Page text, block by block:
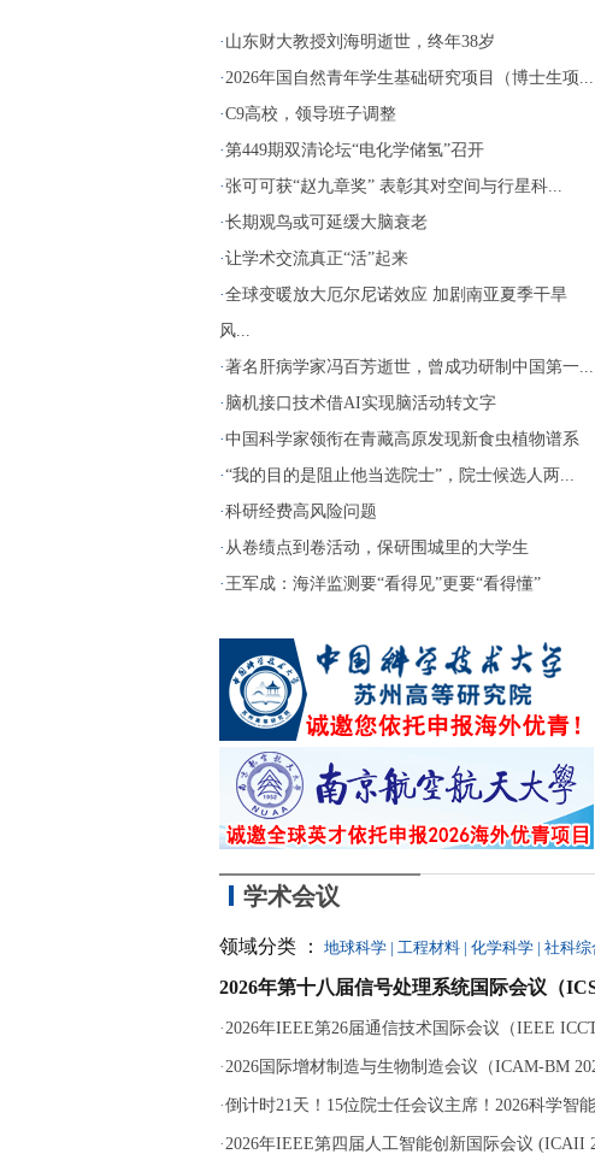
· 山东财大教授刘海明逝世，终年38岁
·2026年国自然青年学生基础研究项目（博士生项...
·C9高校，领导班子调整
·第449期双清论坛“电化学储氢”召开
·张可可获“赵九章奖” 表彰其对空间与行星科...
·长期观鸟或可延缓大脑衰老
·让学术交流真正“活”起来
·全球变暖放大厄尔尼诺效应 加剧南亚夏季干旱
风...
·著名肝病学家冯百芳逝世，曾成功研制中国第一...
· 脑机接口技术借AI实现脑活动转文字
·中国科学家领衔在青藏高原发现新食虫植物谱系
·“我的目的是阻止他当选院士”，院士候选人两...
·科研经费高风险问题
· 从卷绩点到卷活动，保研围城里的大学生
· 王军成：海洋监测要“看得见”更要“看得懂”
学术会议
领域分类 ： 地球科学 | 工程材料 | 化学科学 | 社科综
2026年第十八届信号处理系统国际会议（
·2026年IEEE第26届通信技术国际会议（IEEE ICCT
·2026国际增材制造与生物制造会议（ICAM-BM
·倒计时21天！15位院士任会议主席！2026科学智
·2026年IEEE第四届人工智能创新国际会议 (ICAII